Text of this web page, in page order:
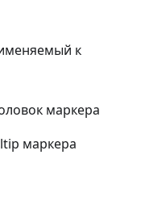
к
маркера
маркера